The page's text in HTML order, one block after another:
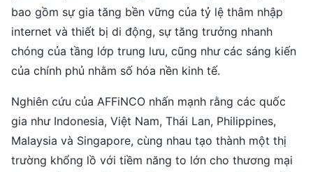
bao gồm sự gia tăng bền vững của tỷ lệ thâm nhập
internet và thiết bị di động, sự tăng trưởng nhanh
chóng của tầng lớp trung lưu, cũng như các sáng kiến
của chính phủ nhằm số hóa nền kinh tế.
Nghiên cứu của AFFiNCO nhấn mạnh rằng các quốc
gia như Indonesia, Việt Nam, Thái Lan, Philippines,
Malaysia và Singapore, cùng nhau tạo thành một thị
trường khổng lồ với tiềm năng to lớn cho thương mại